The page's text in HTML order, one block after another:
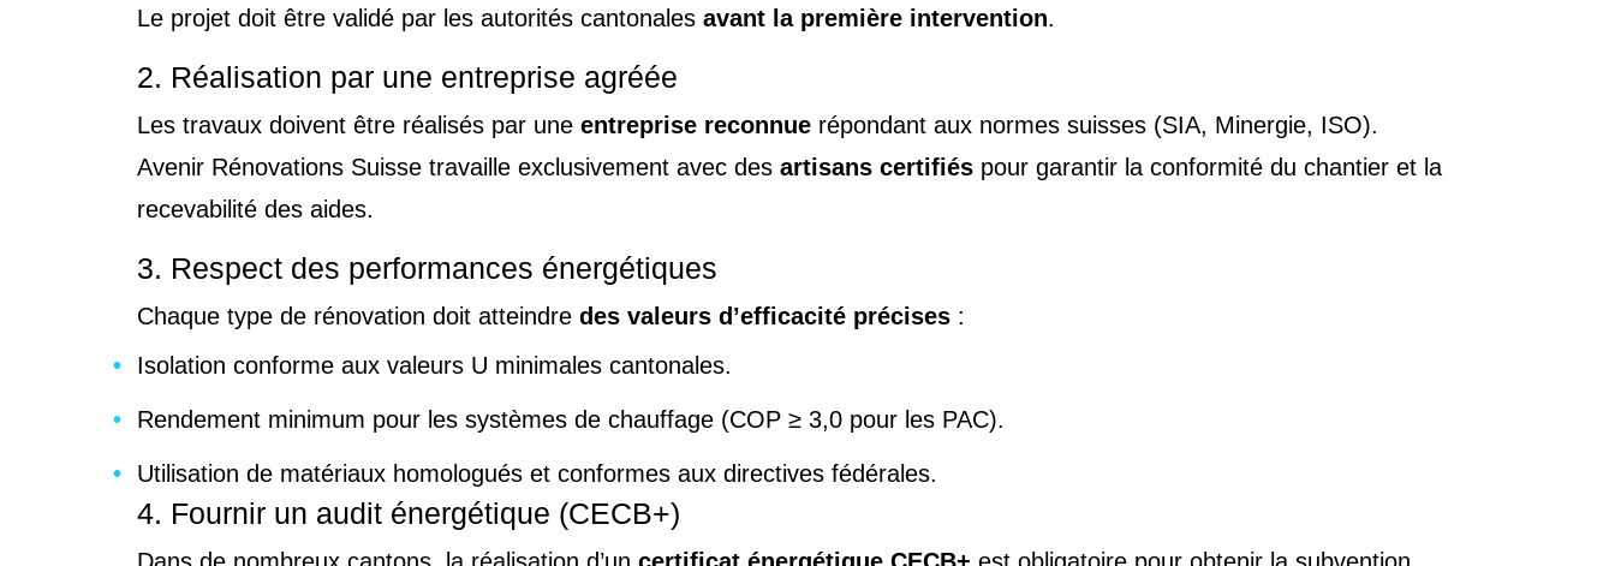
Le projet doit être validé par les autorités cantonales avant la première intervention.
2. Réalisation par une entreprise agréée
Les travaux doivent être réalisés par une entreprise reconnue répondant aux normes suisses (SIA, Minergie, ISO).
Avenir Rénovations Suisse travaille exclusivement avec des artisans certifiés pour garantir la conformité du chantier et la
recevabilité des aides.
3. Respect des performances énergétiques
Chaque type de rénovation doit atteindre des valeurs d’efficacité précises :
Isolation conforme aux valeurs U minimales cantonales.
Rendement minimum pour les systèmes de chauffage (COP ≥ 3,0 pour les PAC).
Utilisation de matériaux homologués et conformes aux directives fédérales.
4. Fournir un audit énergétique (CECB+)